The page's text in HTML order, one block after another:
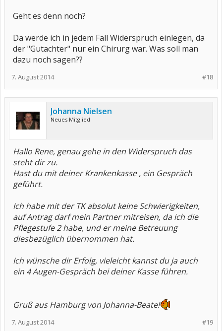
Geht es denn noch?
Da werde ich in jedem Fall Widerspruch einlegen, da
der "Gutachter" nur ein Chirurg war. Was soll man
dazu noch sagen??
#18
7. August 2014
Johanna Nielsen
Neues Mitglied
Hallo Rene, genau gehe in den Widerspruch das
steht dir zu.
Hast du mit deiner Krankenkasse , ein Gespräch
geführt.
Ich habe mit der TK absolut keine Schwierigkeiten,
auf Antrag darf mein Partner mitreisen, da ich die
Pflegestufe 2 habe, und er meine Betreuung
diesbezüglich übernommen hat.
Ich wünsche dir Erfolg, vieleicht kannst du ja auch
ein 4 Augen-Gespräch bei deiner Kasse führen.
Gruß aus Hamburg von Johanna-Beate!
#19
7. August 2014